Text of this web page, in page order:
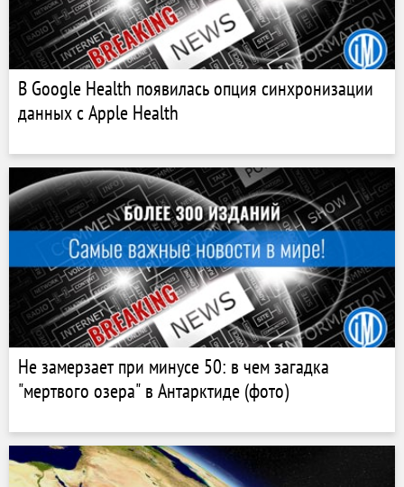
В Google Health появилась опция синхронизации
данных с Apple Health
Не замерзает при минусе 50: в чем загадка
"мертвого озера" в Антарктиде (фото)